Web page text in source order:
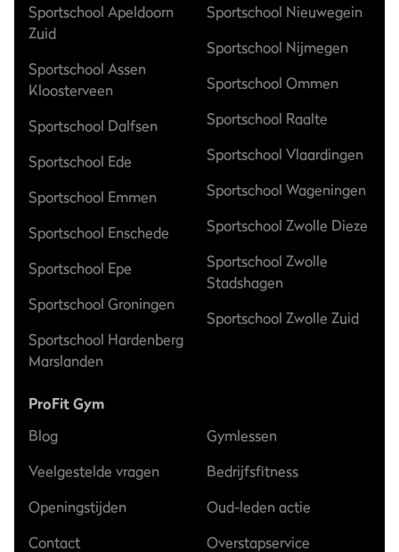
Sportschool Apeldoorn
Zuid
Sportschool Assen
Kloosterveen
Sportschool Dalfsen
Sportschool Ede
Sportschool Emmen
Sportschool Enschede
Sportschool Epe
Sportschool Groningen
Sportschool Hardenberg
Marslanden
Sportschool Nieuwegein
Sportschool Nijmegen
Sportschool Ommen
Sportschool Raalte
Sportschool Vlaardingen
Sportschool Wageningen
Sportschool Zwolle Dieze
Sportschool Zwolle
Stadshagen
Sportschool Zwolle Zuid
ProFit Gym
Blog
Veelgestelde vragen
Openingstijden
Contact
Gymlessen
Bedrijfsfitness
Oud-leden actie
Overstapservice